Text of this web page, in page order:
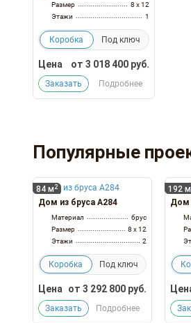
Размер
8 x 12
Этажи
1
Коробка Под ключ
Цена от 3 018 400руб.
Заказать Подробнее
Популярные
84 м 2
Дом из бруса А284
Материал
брус
Размер
8 x 12
Этажи
2
Коробка Под ключ
Цена от 3 292 800руб.
Заказать Подробнее
192 м
Дом